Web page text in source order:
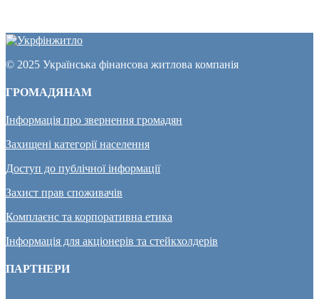
© 2025 Українська фінансова житлова компанія
ГРОМАДЯНАМ
Інформація про звернення громадян
Захищені категорії населення
Доступ до публічної інформації
Захист прав споживачів
Комплаєнс та корпоративна етика
Інформація для акціонерів та стейкхолдерів
ПАРТНЕРИ